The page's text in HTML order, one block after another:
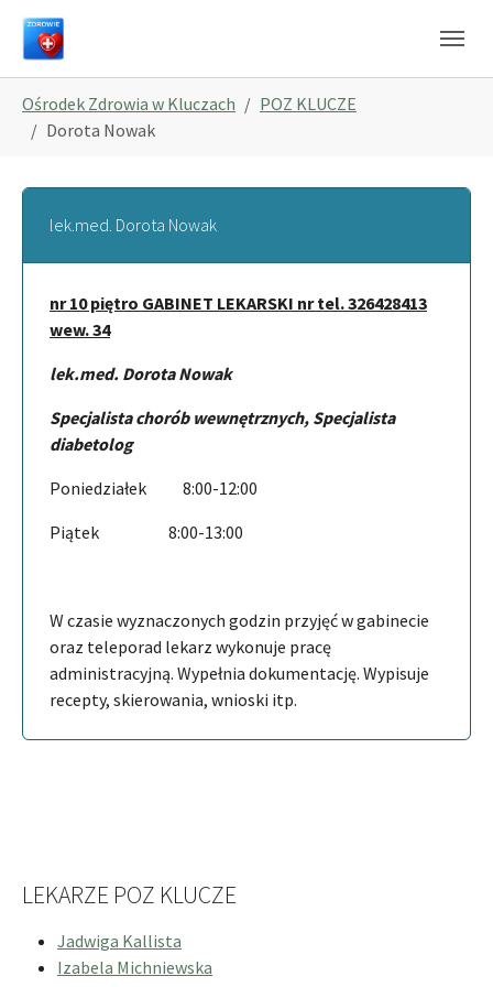
Skip to main navigation
Skip to main content
Skip to page footer
Ośrodek Zdrowia w Kluczach
POZ KLUCZE
Dorota Nowak
lek.med. Dorota Nowak
nr 10 piętro GABINET LEKARSKI nr tel. 326428413
wew. 34
lek.med. Dorota Nowak
Specjalista chorób wewnętrznych, Specjalista
diabetolog
Poniedziałek 8:00-12:00
Piątek 8:00-13:00
W czasie wyznaczonych godzin przyjęć w gabinecie
oraz teleporad lekarz wykonuje pracę
administracyjną. Wypełnia dokumentację. Wypisuje
recepty, skierowania, wnioski itp.
LEKARZE POZ KLUCZE
Jadwiga Kallista
Izabela Michniewska